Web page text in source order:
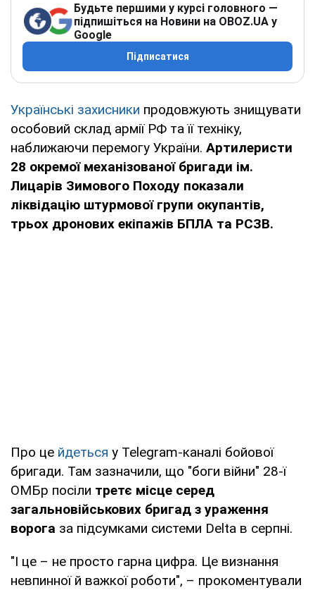
Будьте першими у курсі головного —
підпишіться на Новини на OBOZ.UA у
Google
Підписатися
Українські захисники продовжують знищувати
особовий склад армії РФ та її техніку,
наближаючи перемогу України. Артилеристи
28 окремої механізованої бригади ім.
Лицарів Зимового Походу показали
ліквідацію штурмової групи окупантів,
трьох дронових екіпажів БПЛА та РСЗВ.
Про це йдеться у Telegram-каналі бойової
бригади. Там зазначили, що "боги війни" 28-ї
ОМБр посіли третє місце серед
загальновійськових бригад з ураження
ворога за підсумками системи Delta в серпні.
"І це – не просто гарна цифра. Це визнання
невпинної й важкої роботи", – прокоментували